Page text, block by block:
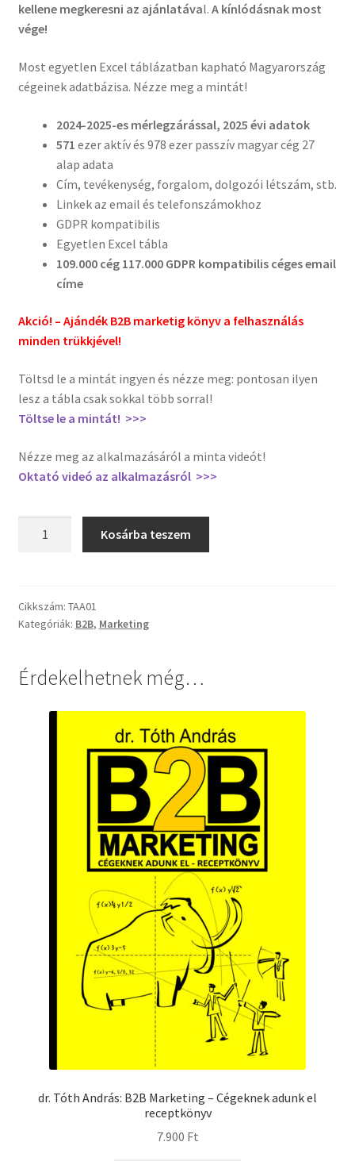
kellene megkeresni az ajánlatával. A kínlódásnak most
vége!
Most egyetlen Excel táblázatban kapható Magyarország
cégeinek adatbázisa. Nézze meg a mintát!
2024-2025-es mérlegzárással, 2025 évi adatok
571 ezer aktív és 978 ezer passzív magyar cég 27
alap adata
Cím, tevékenység, forgalom, dolgozói létszám, stb.
Linkek az email és telefonszámokhoz
GDPR kompatibilis
Egyetlen Excel tábla
109.000 cég 117.000 GDPR kompatibilis céges email
címe
Akció! – Ajándék B2B marketig könyv a felhasználás
minden trükkjével!
Töltsd le a mintát ingyen és nézze meg: pontosan ilyen
lesz a tábla csak sokkal több sorral!
Töltse le a mintát! >>>
Nézze meg az alkalmazásáról a minta videót!
Oktató videó az alkalmazásról >>>
Cégei
Excel
email
címekkel
Kosárba teszem
Cikkszám: TAA01
Kategóriák: B2B, Marketing
Érdekelhetnek még…
dr. Tóth András: B2B Marketing – Cégeknek adunk el
receptkönyv
7.900 Ft